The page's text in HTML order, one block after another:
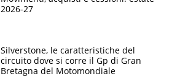
2026-27
Silverstone, le caratteristiche del
circuito dove si corre il Gp di Gran
Bretagna del Motomondiale